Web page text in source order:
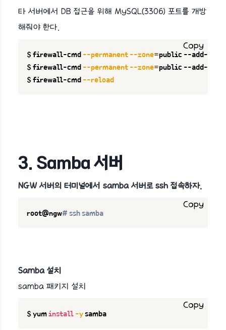
타 서버에서 DB 접근을 위해 MySQL(3306) 포트를 개방
해줘야 한다.
$ firewall-cmd --permanent --zone=public --add-
$ firewall-cmd --permanent --zone=public --add-port
$ firewall-cmd --reload
Copy
3. Samba 서버
NGW 서버의 터미널에서 samba 서버로 ssh 접속하자.
root@ngw# ssh samba
Copy
Samba 설치
samba 패키지 설치
$ yum install -y samba
Copy